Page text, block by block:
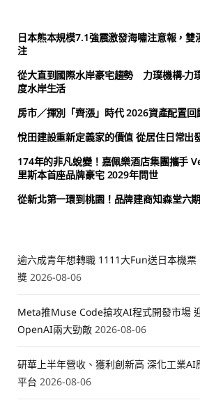
日本熊本規模7.1強震激發海嘯注意報，
注
從大直到國際水岸豪宅趨勢 力璞機構-力
度水岸生活
房市／揮別「齊漲」時代 2026資產配置回
悅田建設重新定義家的價值 從居住日常出
174年的非凡蛻變！嘉佩樂酒店集團攜手
里斯本首座品牌豪宅 2029年問世
從新北第一環到桃園！品牌建商知森堂六
逾六成青年想轉職 1111大Fun送日本機
獎 2026-08-06
Meta推Muse Code搶攻AI程式開發市場
OpenAI兩大勁敵 2026-08-06
研華上半年營收、獲利創新高 深化工業AI
平台 2026-08-06